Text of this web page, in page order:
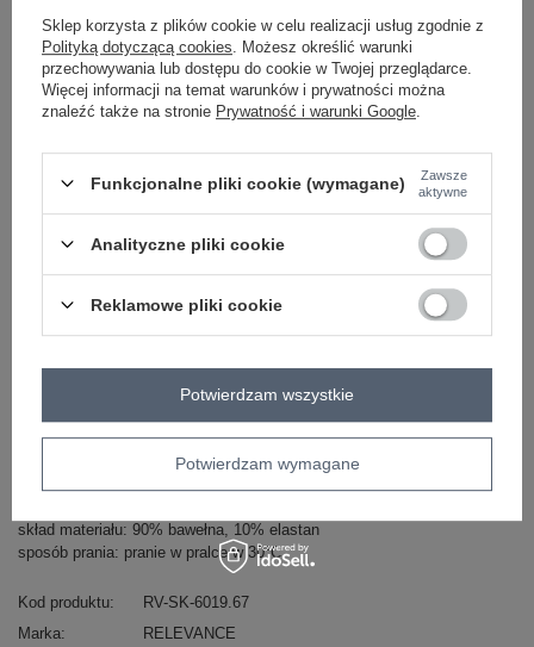
ciemny szary
One size 2016102783039 -
Zobacz wszystkie kolory (+4)
Masz pytanie? Chętnie pomożemy.
skład materiału: 90% bawełna, 10% elastan
sposób prania: pranie w pralce w 30°C
Kod produktu
RV-SK-6019.67
Marka
RELEVANCE
Sklep korzysta z plików cookie w celu realizacji usług zgodnie z
Polityką dotyczącą cookies . Możesz określić warunki
przechowywania lub dostępu do cookie w Twojej przeglądarce.
Więcej informacji na temat warunków i prywatności można
znaleźć także na stronie Prywatność i warunki Google
Funkcjonalne pliki cookie (wymagane)
Zawsze
aktywne
Analityczne pliki cookie
Reklamowe pliki cookie
Potwierdzam wymagane
Potwierdzam wszystkie